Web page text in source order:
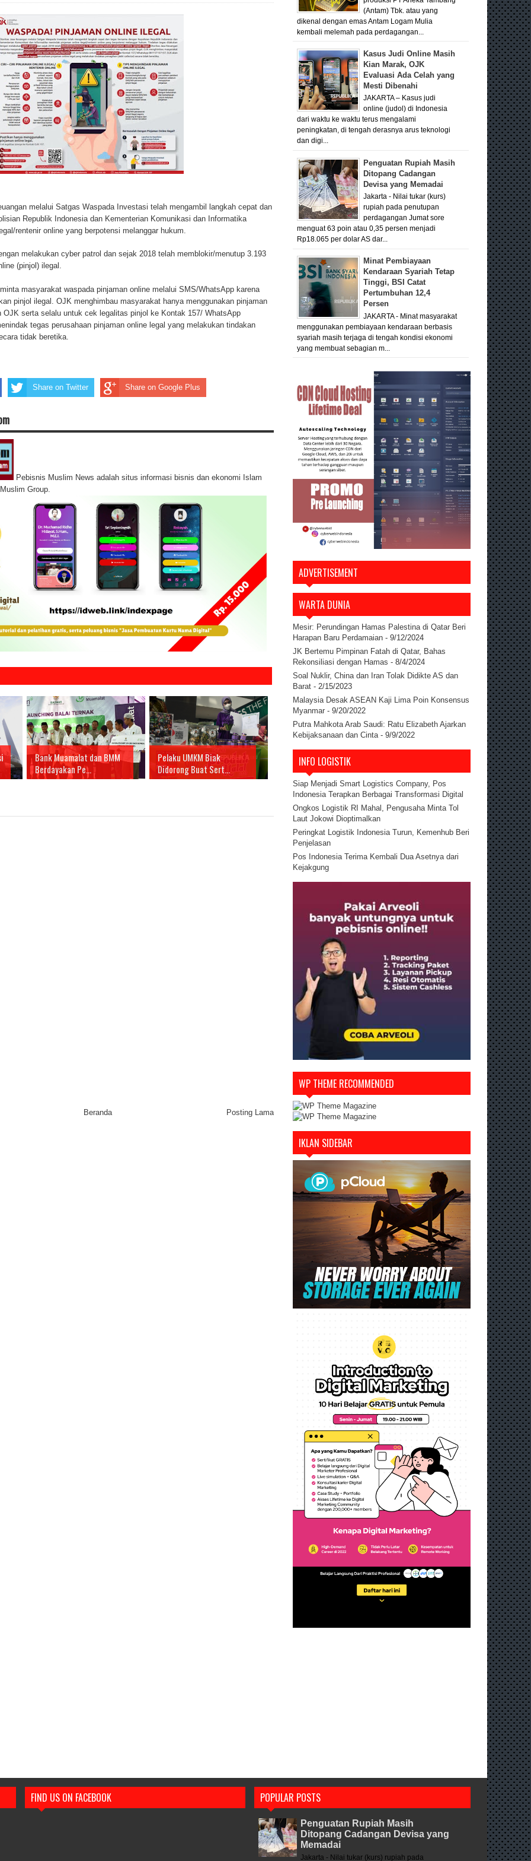
melalui Satgas Waspada Investasi telah mengambil langkah cepat dan
Republik Indonesia dan Kementerian Komunikasi dan Informatika
rentenir online yang berpotensi melanggar hukum.
melakukan cyber patrol dan sejak 2018 telah memblokir/menutup 3.193
(pinjol) ilegal.
masyarakat waspada pinjaman online melalui SMS/WhatsApp karena
pinjol ilegal. OJK menghimbau masyarakat hanya menggunakan pinjaman
OJK serta selalu untuk cek legalitas pinjol ke Kontak 157/ WhatsApp
tegas perusahaan pinjaman online legal yang melakukan tindakan
tidak beretika.
Share on Twitter Share on Google Plus
Pebisnis Muslim News adalah situs informasi bisnis dan ekonomi Islam
Group.
Bank Muamalat dan BMM
Berdayakan Pe...
Pelaku UMKM Biak
Didorong Buat Sert...
Posting Lama
Beranda
(Antam) Tbk. atau yang
dikenal dengan emas Antam Logam Mulia
kembali melemah pada perdagangan...
Kasus Judi Online Masih
Kian Marak, OJK
Evaluasi Ada Celah yang
Mesti Dibenahi
JAKARTA – Kasus judi
online (judol) di Indonesia
dari waktu ke waktu terus mengalami
peningkatan, di tengah derasnya arus teknologi
dan digi...
Penguatan Rupiah Masih
Ditopang Cadangan
Devisa yang Memadai
Jakarta - Nilai tukar (kurs)
rupiah pada penutupan
perdagangan Jumat sore
menguat 63 poin atau 0,35 persen menjadi
Rp18.065 per dolar AS dar...
Minat Pembiayaan
Kendaraan Syariah Tetap
Tinggi, BSI Catat
Pertumbuhan 12,4
Persen
JAKARTA - Minat masyarakat
menggunakan pembiayaan kendaraan berbasis
syariah masih terjaga di tengah kondisi ekonomi
yang membuat sebagian m...
ADVERTISEMENT
WARTA DUNIA
Mesir: Perundingan Hamas Palestina di Qatar Beri
Harapan Baru Perdamaian - 9/12/2024
JK Bertemu Pimpinan Fatah di Qatar, Bahas
Rekonsiliasi dengan Hamas - 8/4/2024
Soal Nuklir, China dan Iran Tolak Didikte AS dan
Barat - 2/15/2023
Malaysia Desak ASEAN Kaji Lima Poin Konsensus
Myanmar - 9/20/2022
Putra Mahkota Arab Saudi: Ratu Elizabeth Ajarkan
Kebijaksanaan dan Cinta - 9/9/2022
INFO LOGISTIK
Siap Menjadi Smart Logistics Company, Pos
Indonesia Terapkan Berbagai Transformasi Digital
Ongkos Logistik RI Mahal, Pengusaha Minta Tol
Laut Jokowi Dioptimalkan
Peringkat Logistik Indonesia Turun, Kemenhub Beri
Penjelasan
Pos Indonesia Terima Kembali Dua Asetnya dari
Kejakgung
WP THEME RECOMMENDED
IKLAN SIDEBAR
FIND US ON FACEBOOK POPULAR POSTS
Penguatan Rupiah Masih
Ditopang Cadangan Devisa yang
Memadai
Jakarta - Nilai tukar (kurs) rupiah pada